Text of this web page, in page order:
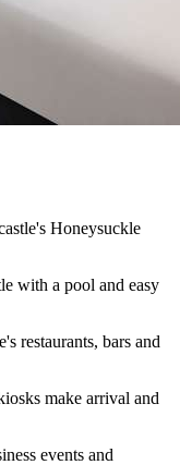
Honeysuckle
with a pool and easy
restaurants, bars and
make arrival and
events and